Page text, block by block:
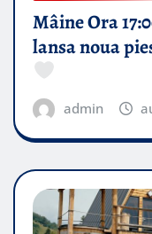
Mâine Ora
lansa noua
admin